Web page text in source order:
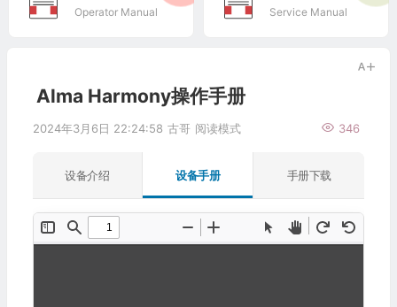
Operator Manual Service Manual
Alma Harmony操作手册
2024年3月6日 22:24:58 古哥 346
阅读模式
设备介绍 设备手册 手册下载